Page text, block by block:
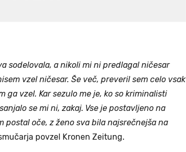
sodelovala, a nikoli mi ni predlagal ničesar
vzel ničesar. Še več, preveril sem celo vsak
ga vzel. Kar sezulo me je, ko so kriminalisti
se mi ni, zakaj. Vse je postavljeno na
postal oče, z ženo sva bila najsrečnejša na
povzel Kronen Zeitung.